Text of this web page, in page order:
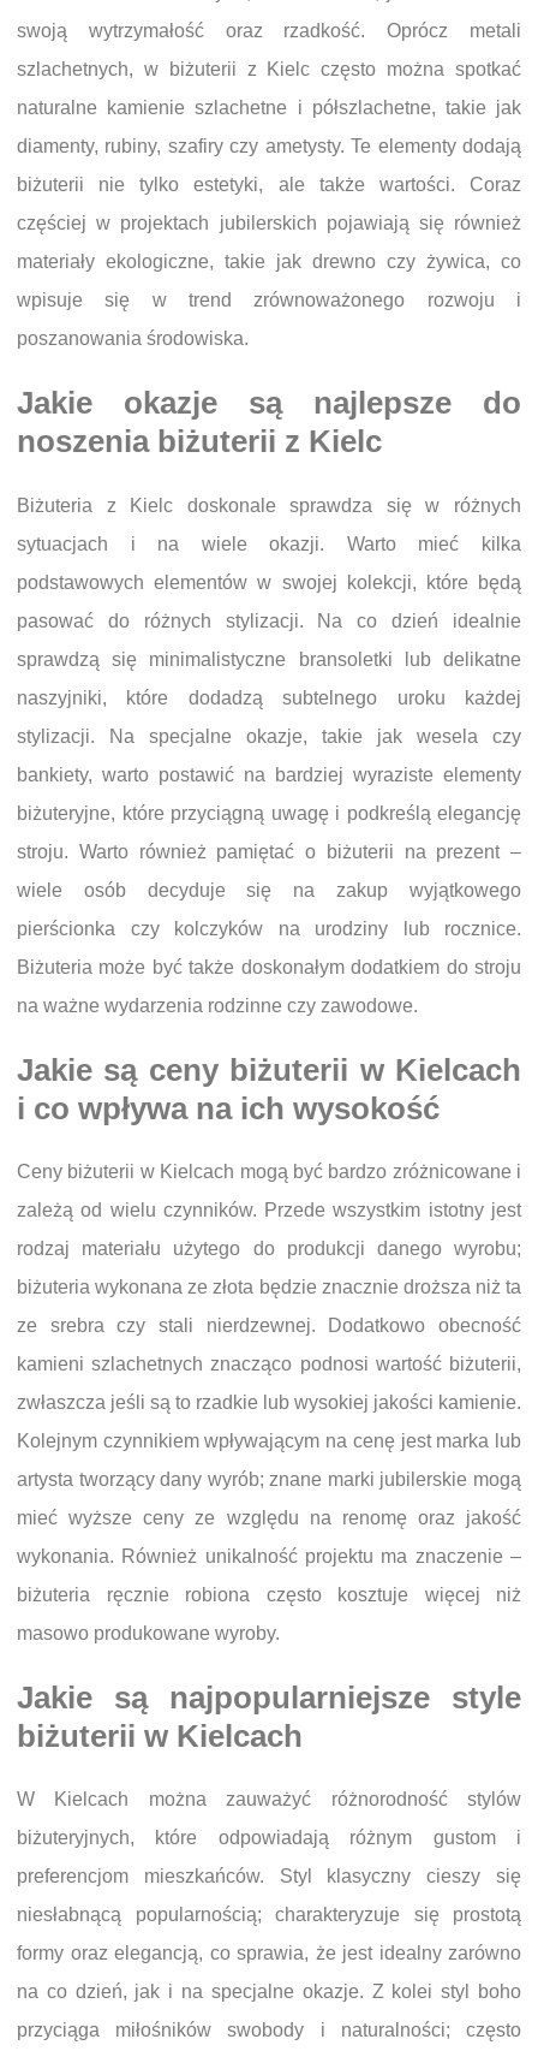
swoją wytrzymałość oraz rzadkość. Oprócz metali
szlachetnych, w biżuterii z Kielc często można spotkać
naturalne kamienie szlachetne i półszlachetne, takie jak
diamenty, rubiny, szafiry czy ametysty. Te elementy dodają
biżuterii nie tylko estetyki, ale także wartości. Coraz
częściej w projektach jubilerskich pojawiają się również
materiały ekologiczne, takie jak drewno czy żywica, co
wpisuje się w trend zrównoważonego rozwoju i
poszanowania środowiska.
Jakie okazje są najlepsze do
noszenia biżuterii z Kielc
Biżuteria z Kielc doskonale sprawdza się w różnych
sytuacjach i na wiele okazji. Warto mieć kilka
podstawowych elementów w swojej kolekcji, które będą
pasować do różnych stylizacji. Na co dzień idealnie
sprawdzą się minimalistyczne bransoletki lub delikatne
naszyjniki, które dodadzą subtelnego uroku każdej
stylizacji. Na specjalne okazje, takie jak wesela czy
bankiety, warto postawić na bardziej wyraziste elementy
biżuteryjne, które przyciągną uwagę i podkreślą elegancję
stroju. Warto również pamiętać o biżuterii na prezent –
wiele osób decyduje się na zakup wyjątkowego
pierścionka czy kolczyków na urodziny lub rocznice.
Biżuteria może być także doskonałym dodatkiem do stroju
na ważne wydarzenia rodzinne czy zawodowe.
Jakie są ceny biżuterii w Kielcach
i co wpływa na ich wysokość
Ceny biżuterii w Kielcach mogą być bardzo zróżnicowane i
zależą od wielu czynników. Przede wszystkim istotny jest
rodzaj materiału użytego do produkcji danego wyrobu;
biżuteria wykonana ze złota będzie znacznie droższa niż ta
ze srebra czy stali nierdzewnej. Dodatkowo obecność
kamieni szlachetnych znacząco podnosi wartość biżuterii,
zwłaszcza jeśli są to rzadkie lub wysokiej jakości kamienie.
Kolejnym czynnikiem wpływającym na cenę jest marka lub
artysta tworzący dany wyrób; znane marki jubilerskie mogą
mieć wyższe ceny ze względu na renomę oraz jakość
wykonania. Również unikalność projektu ma znaczenie –
biżuteria ręcznie robiona często kosztuje więcej niż
masowo produkowane wyroby.
Jakie są najpopularniejsze style
biżuterii w Kielcach
W Kielcach można zauważyć różnorodność stylów
biżuteryjnych, które odpowiadają różnym gustom i
preferencjom mieszkańców. Styl klasyczny cieszy się
niesłabnącą popularnością; charakteryzuje się prostotą
formy oraz elegancją, co sprawia, że jest idealny zarówno
na co dzień, jak i na specjalne okazje. Z kolei styl boho
przyciąga miłośników swobody i naturalności; często